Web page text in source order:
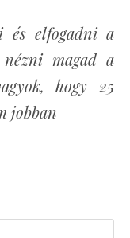
és elfogadni a
magad a
hogy 25
jobban